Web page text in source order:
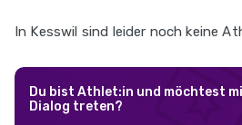
In Kesswil sind leider noch keine
Du bist Athlet:in und möchtest
Dialog treten?